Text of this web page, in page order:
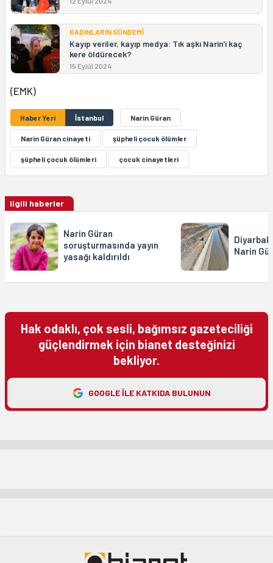
KADINLARIN GÜNDEMİ
Kayıp veriler, kayıp medya: Tık aşkı Narin'i kaç
kere öldürecek?
15 Eylül 2024
(EMK)
Haber Yeri İstanbul Narin Güran
Narin Güran cinayeti şüpheli çocuk ölümler
şüpheli çocuk ölümleri çocuk cinayetleri
ilgili haberler
Narin Güran
soruşturmasında yayın
yasağı kaldırıldı
Narin
Hak odaklı, çok sesli, bağımsız gazeteciliği
güçlendirmek için bianet desteğinizi
bekliyor.
GOOGLE ILE KATKIDA BULUNUN